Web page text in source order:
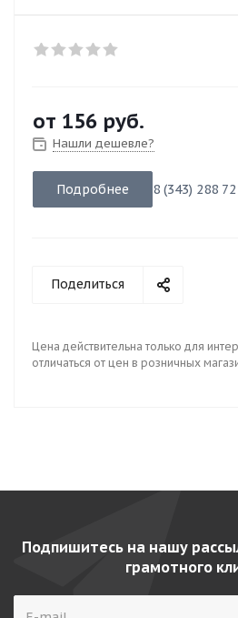
от 156 руб.
Нашли дешевле?
Подробнее 8 (343) 288
Поделиться
Цена действительна только для
отличаться от цен в розничных
Подпишитесь на нашу
грамотного